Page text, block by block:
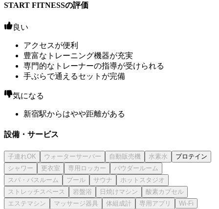
START FITNESSの評価
良い
アクセスが便利
豊富なトレーニング機器が充実
専門的なトレーナーの指導が受けられる
手ぶらで通えるセットが完備
気になる
新宿駅からはやや距離がある
設備・サービス
プロテイン